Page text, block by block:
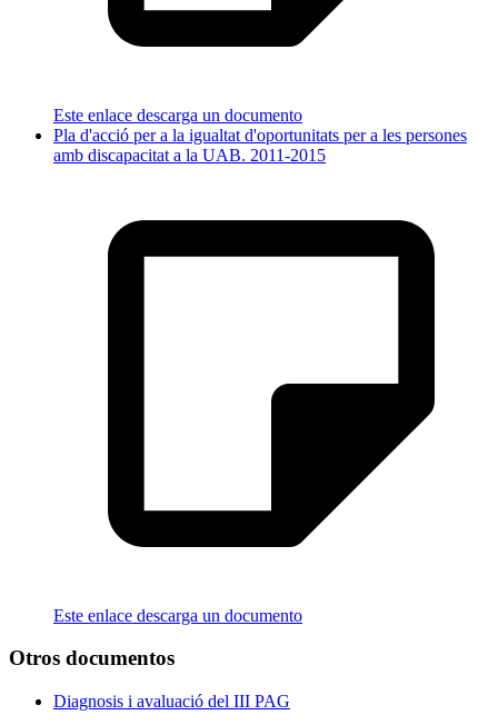
Este enlace descarga un documento
Pla d'acció per a la igualtat d'oportunitats per a les persones
amb discapacitat a la UAB. 2011-2015
Este enlace descarga un documento
Otros documentos
Diagnosis i avaluació del III PAG